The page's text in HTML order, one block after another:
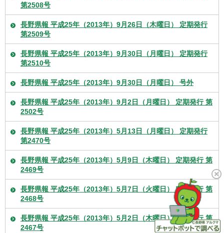
第2508号
長野県報 平成25年（2013年）9月26日（木曜日） 定期発行
第2509号
長野県報 平成25年（2013年）9月30日（月曜日） 定期発行
第2510号
長野県報 平成25年（2013年）9月30日（月曜日） 号外
長野県報 平成25年（2013年）9月2日（月曜日） 定期発行 第
2502号
長野県報 平成25年（2013年）5月13日（月曜日） 定期発行
第2470号
長野県報 平成25年（2013年）5月9日（木曜日） 定期発行 第
2469号
長野県報 平成25年（2013年）5月7日（火曜日） 定期発行 第
2468号
長野県報 平成25年（2013年）5月2日（木曜日） 定期発行 第
2467号